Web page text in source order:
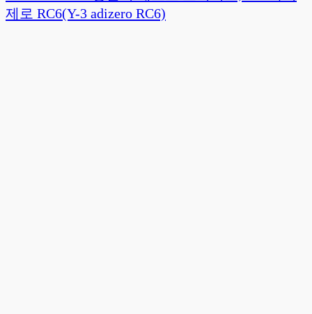
제로 RC6(Y-3 adizero RC6)